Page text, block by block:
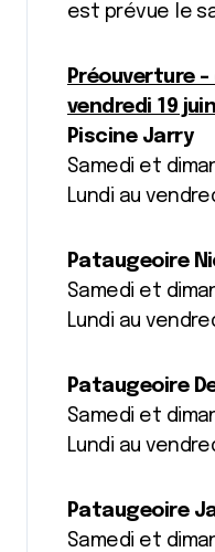
est prévue le
Préouverture
vendredi 19 juin
Piscine Jarry
Samedi et
Lundi au
Pataugeoire
Samedi et
Lundi au
Pataugeoire
Samedi et
Lundi au
Pataugeoire
Samedi et